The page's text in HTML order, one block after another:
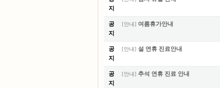
지
공
지
[안내] 여름휴가안내
공
지
[안내] 설 연휴 진료안내
공
지
[안내] 추석 연휴 진료 안내